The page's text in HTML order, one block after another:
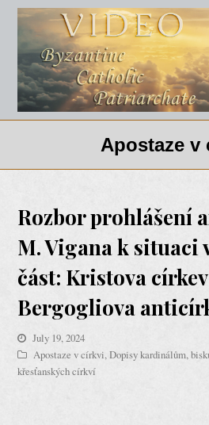
Apostaze v
Rozbor prohlášení
M. Vigana k situaci
část: Kristova
Bergogliova
July 19, 2024
Apostaze v církvi,Dopisy kardinálům,
křesťanských církví